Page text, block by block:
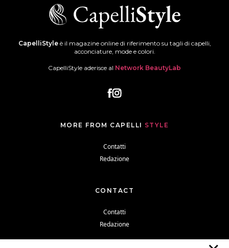
CapelliStyleè il magazine online di riferimento su tagli di capelli,
acconciature, mode e colori.
CapelliStyle aderisce al Network BeautyLab
MORE FROM CAPELLI STYLE
Contatti
Redazione
CONTACT
Contatti
Redazione